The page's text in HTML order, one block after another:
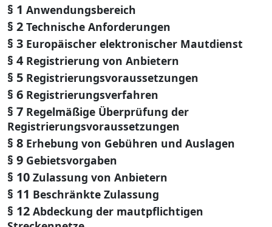
§ 1 Anwendungsbereich
§ 2 Technische Anforderungen
§ 3 Europäischer elektronischer Mautdienst
§ 4 Registrierung von Anbietern
§ 5 Registrierungsvoraussetzungen
§ 6 Registrierungsverfahren
§ 7 Regelmäßige Überprüfung der
Registrierungsvoraussetzungen
§ 8 Erhebung von Gebühren und Auslagen
§ 9 Gebietsvorgaben
§ 10 Zulassung von Anbietern
§ 11 Beschränkte Zulassung
§ 12 Abdeckung der mautpflichtigen